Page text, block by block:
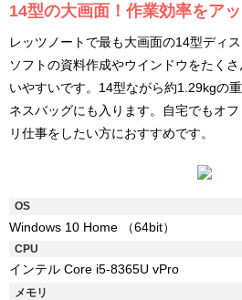
14型の大画面！作業効率をア
レッツノートで最も大画面の14型ディ
ソフトの資料作成やウインドウをたく
いやすいです。14型ながら約1.29kgの
ネスバッグにも入ります。自宅でもオ
リ仕事をしたい方におすすめです。
OS
Windows 10 Home （64bit）
CPU
インテル Core i5-8365U vPro
メモリ